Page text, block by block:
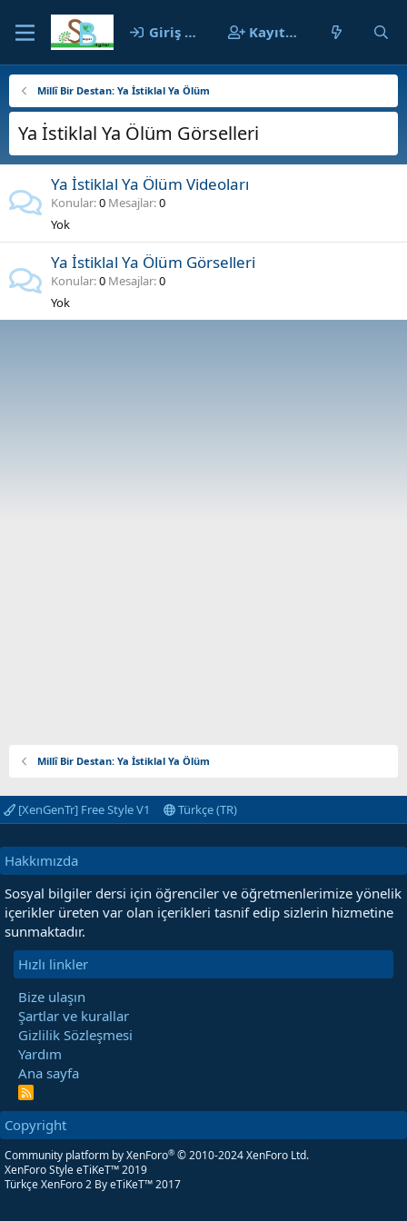
Giriş yap Kayıt ol
Millî Bir Destan: Ya İstiklal Ya Ölüm
Ya İstiklal Ya Ölüm Görselleri
Ya İstiklal Ya Ölüm Videoları
Konular 0 Mesajlar 0
Yok
Ya İstiklal Ya Ölüm Görselleri
Konular 0 Mesajlar 0
Yok
Millî Bir Destan: Ya İstiklal Ya Ölüm
[XenGenTr] Free Style V1 Türkçe (TR)
Hakkımızda
Sosyal bilgiler dersi için öğrenciler ve öğretmenlerimize yönelik
içerikler üreten var olan içerikleri tasnif edip sizlerin hizmetine
sunmaktadır.
Hızlı linkler
Bize ulaşın
Şartlar ve kurallar
Gizlilik Sözleşmesi
Yardım
Ana sayfa
R
S
Copyright
Community platform by XenForo® © 2010-2024 XenForo Ltd.
XenForo Style eTiKeT™ 2019
Türkçe XenForo 2 By eTiKeT™ 2017